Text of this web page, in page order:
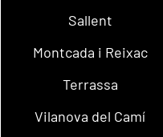
Sallent
Montcada i Reixac
Terrassa
Vilanova del Camí